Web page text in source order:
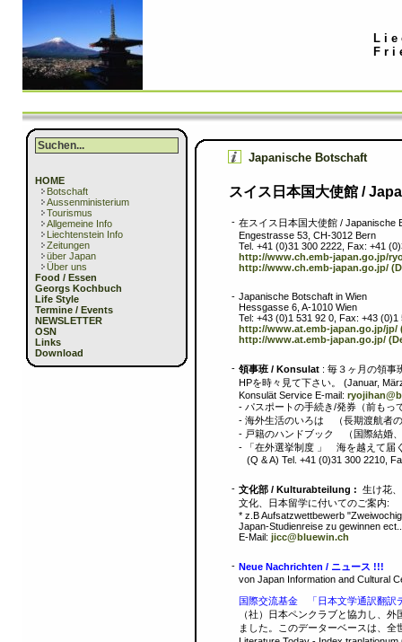
HOME
Botschaft
Aussenministerium
Tourismus
Allgemeine Info
Liechtenstein Info
Zeitungen
über Japan
Über uns
Food / Essen
Georgs Kochbuch
Life Style
Termine / Events
NEWSLETTER
OSN
Links
Download
Japanische Botschaft
スイス日本国大使館 /
- 在スイス日本国大使館 / Japanische
Engestrasse 53, CH-3012 Bern
Tel. +41 (0)31 300 2222, Fax: +41
http://www.ch.emb-japan.go.jp/
http://www.ch.emb-japan.go.jp/
- Japanische Botschaft in Wien
Hessgasse 6, A-1010 Wien
Tel: +43 (0)1 531 92 0, Fax: +43 (0)1
http://www.at.emb-japan.go.jp/jp/
http://www.at.emb-japan.go.jp/
- 領事班 / Konsulat : 毎３ヶ月の領事
HPを時々見て下さい。 (Januar,
Konsulät Service E-mail:
- パスポートの手続き/発券（前もっ
- 海外生活のいろは （長期渡航者
- 戸籍のハンドブック （国際結婚
- 「在外選挙制度 」 海を越えて届
(Q & A) Tel. +41 (0)31 300 2210,
- 文化部 / Kulturabteilung : 生け花
文化、日本留学に付いてのご案内:
* z.B Aufsatzwettbewerb
Japan-Studienreise zu gewinnen
E-Mail: jicc@bluewin.ch
- Neue Nachrichten / ニュース !!!
von Japan Information and Cultural
国際交流基金 「日本文学通訳翻訳
（社）日本ペンクラブと協力し、
ました。このデーターベースは、